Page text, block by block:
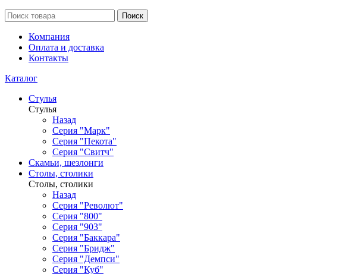
Поиск
Компания
Оплата и доставка
Контакты
Каталог
Стулья
Стулья
Назад
Серия "Марк"
Серия "Пекота"
Серия "Свитч"
Скамьи, шезлонги
Столы, столики
Столы, столики
Назад
Серия "Револют"
Серия "800"
Серия "903"
Серия "Баккара"
Серия "Бридж"
Серия "Демпси"
Серия "Куб"